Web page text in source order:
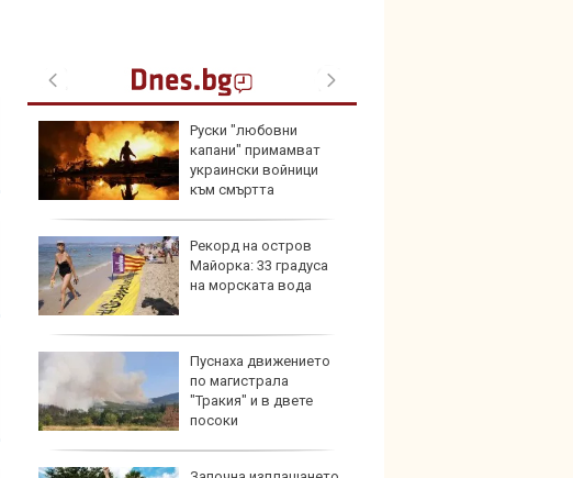
Руски "любовни
капани" примамват
украински войници
към смъртта
Рекорд на остров
Майорка: 33 градуса
на морската вода
Пуснаха движението
по магистрала
"Тракия" и в двете
посоки